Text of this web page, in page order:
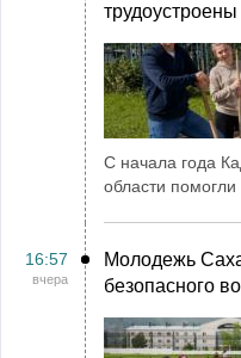
трудоустроены
С начала года
области
16:57
вчера
Молодежь
безопасного